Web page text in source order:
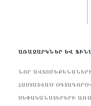
ԱՌԱՋԱՐԿՆԵՐ ԵՎ
ՆՈՐ
ՀԱՍՏԱՏՎԱԾ
ՍԵՓԱԿԱՆԱՏԵՐԵՐԻ